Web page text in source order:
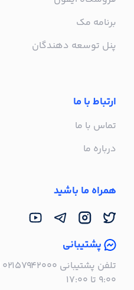
برنامه مک
پنل توسعه دهندگان
ارتباط با ما
تماس با ما
درباره ما
همراه ما باشید
پشتیبانی
۹:۰۰ تا ۱۷:۰۰